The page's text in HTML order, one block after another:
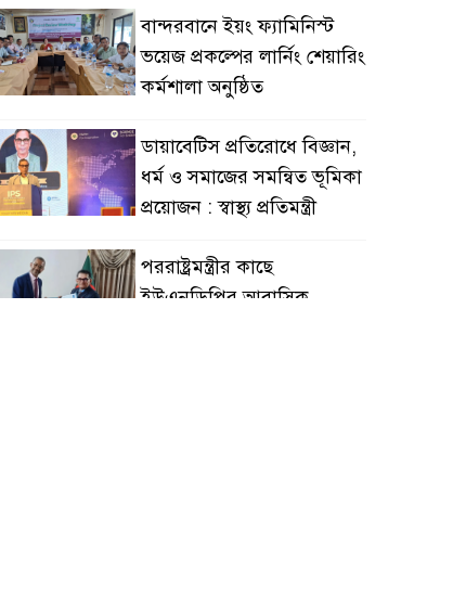
বান্দরবানে ইয়ং ফ্যামিনিস্ট
ভয়েজ প্রকল্পের লার্নিং শেয়ারিং
কর্মশালা অনুষ্ঠিত
ডায়াবেটিস প্রতিরোধে বিজ্ঞান,
ধর্ম ও সমাজের সমন্বিত ভূমিকা
প্রয়োজন : স্বাস্থ্য প্রতিমন্ত্রী
পররাষ্ট্রমন্ত্রীর কা‌ছে
ইউএনডিপির আবাসিক